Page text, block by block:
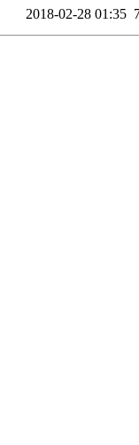
2018-02-28 01:35